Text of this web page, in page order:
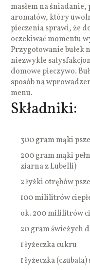
masłem na
aromatów, który
pieczenia sprawi, że
oczekiwać momentu
Przygotowanie bułek
niezwykle
domowe pieczywo.
sposób na
menu.
Składniki:
300 gram mąki
200 gram mąki
ziarna z Lubelli)
2 łyżki otrębów
100 mililitrów
ok. 200 mililitrów
20 gram świeżych
1 łyżeczka cukru
1 łyżeczka